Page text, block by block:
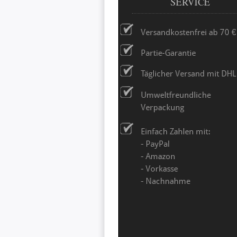
Versandkostenfrei ab 70 €
Partie-Garantie
Täglicher Versand mit DHL
Umweltfreundliche
Verpackung
Einfach Zahlen mit:
- PayPal
- Amazon
- Vorkasse
- Nachnahme